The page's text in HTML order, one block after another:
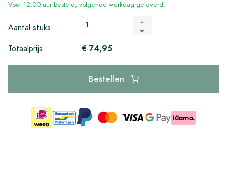
Voor 12:00 uur besteld, volgende werkdag geleverd.
Aantal stuks:
Totaalprijs:
€ 74,95
Bestellen